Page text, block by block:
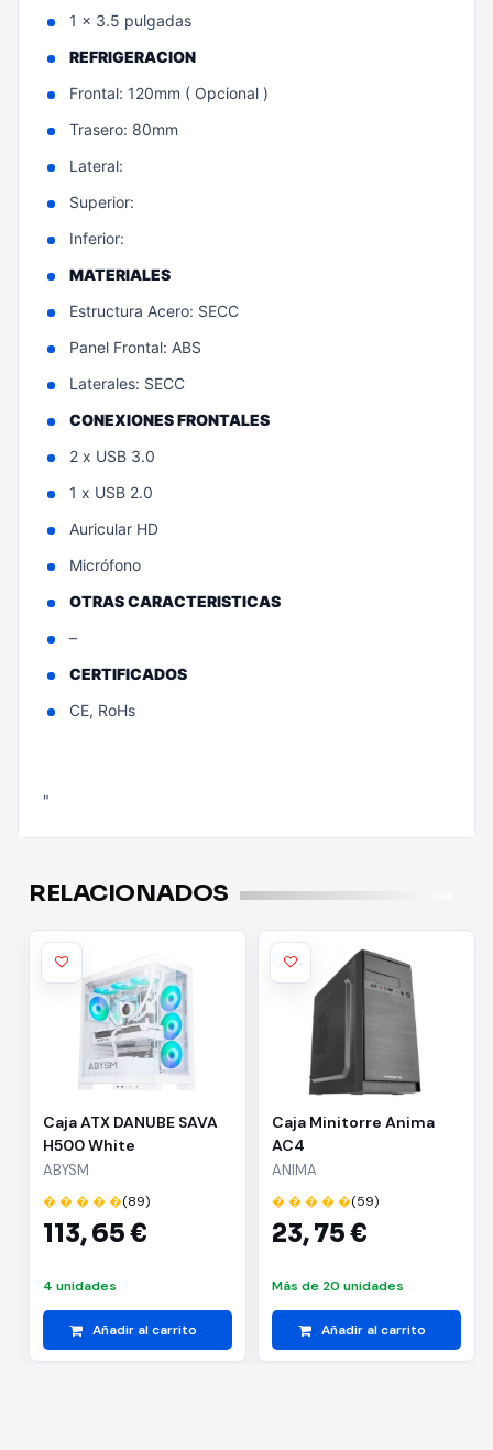
1 x 3.5 pulgadas
REFRIGERACION
Frontal: 120mm ( Opcional )
Trasero: 80mm
Lateral:
Superior:
Inferior:
MATERIALES
Estructura Acero: SECC
Panel Frontal: ABS
Laterales: SECC
CONEXIONES FRONTALES
2 x USB 3.0
1 x USB 2.0
Auricular HD
Micrófono
OTRAS CARACTERISTICAS
–
CERTIFICADOS
CE, RoHs
"
RELACIONADOS
Caja ATX DANUBE SAVA
H500 White
ABYSM
� � � � �(89)
113,65 €
4 unidades
Añadir al carrito
Caja Minitorre Anima
AC4
ANIMA
� � � � �(59)
23,75 €
Más de 20 unidades
Añadir al carrito